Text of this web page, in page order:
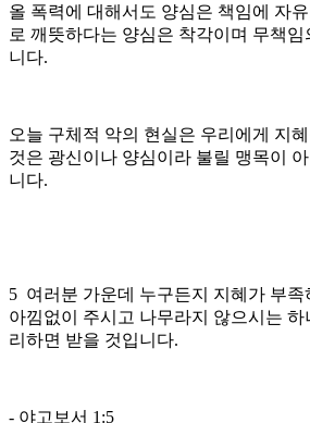
올 폭력에 대해서도 양심은 책임에 자
로 깨뜻하다는 양심은 착각이며 무책
니다.
오늘 구체적 악의 현실은 우리에게 지
것은 광신이나 양심이라 불릴 맹목이
니다.
5 여러분 가운데 누구든지 지혜가 부족
아낌없이 주시고 나무라지 않으시는
리하면 받을 것입니다.
- 야고보서 1:5